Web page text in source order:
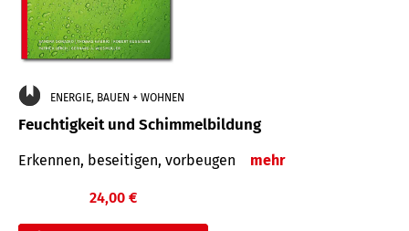
ENERGIE, BAUEN + WOHNEN
Feuchtigkeit und Schimmelbildung
Erkennen, beseitigen, vorbeugen mehr
24,00 €